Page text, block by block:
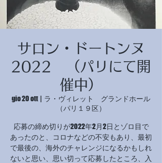
© Copyright
© Copyright
サロン・ドートンヌ
2022 （パリにて開
催中）
gio 20 ott
  |
ラ・ヴィレット グランドホール
（パリ１９区）
応募の締め切りが2022年2月2日とゾロ目で
あったのと、コロナなどの不安もあり、最初
で最後の、海外のチャレンジになるかもしれ
ないと思い、思い切って応募したところ、入